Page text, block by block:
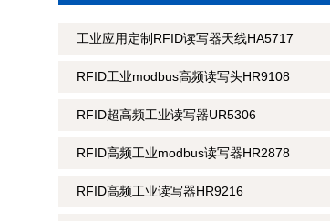
工业应用定制RFID读写器天线HA5717
RFID工业modbus高频读写头HR9108
RFID超高频工业读写器UR5306
RFID高频工业modbus读写器HR2878
RFID高频工业读写器HR9216